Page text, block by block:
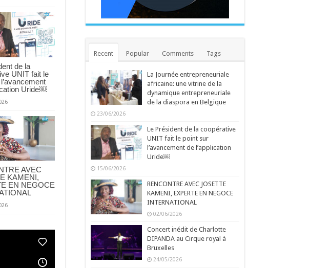
de la
UNIT fait le
Uride￼
AVEC
KAMENI,
EN NEGOCE
Recent Popular Comments Tags
La Journée entrepreneuriale
africaine: une vitrine de la
dynamique entrepreneuriale
de la diaspora en Belgique
23/06/2026
Le Président de la coopérative
UNIT fait le point sur
l’avancement de l’application
Uride￼
15/06/2026
RENCONTRE AVEC JOSETTE
KAMENI, EXPERTE EN NEGOCE
INTERNATIONAL
02/06/2026
Concert inédit de Charlotte
DIPANDA au Cirque royal à
Bruxelles
24/05/2026